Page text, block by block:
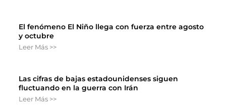
El fenómeno El Niño llega con fuerza entre agosto
y octubre
Leer Más >>
Las cifras de bajas estadounidenses siguen
fluctuando en la guerra con Irán
Leer Más >>